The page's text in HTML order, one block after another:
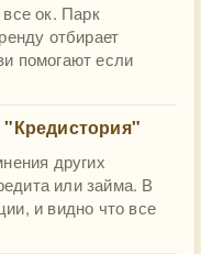
ок. Парк
отбирает
помогают если
"Кредистория"
других
или займа. В
и видно что все